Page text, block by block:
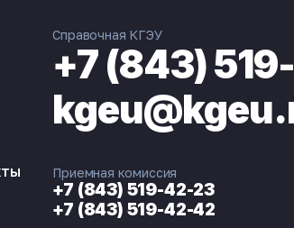
ЭНЕРГОКОД
Справочная КГЭУ
+7 (843)
Приемная комиссия
+7 (843) 519-42-23
+7 (843) 519-42-42